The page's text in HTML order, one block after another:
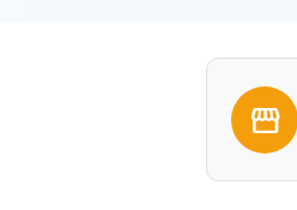
storefront